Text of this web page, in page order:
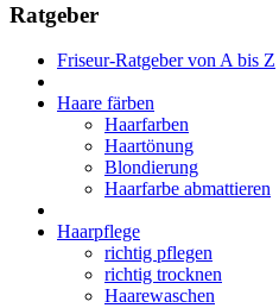
Ratgeber
Friseur-Ratgeber von A bis Z
Haare färben
Haarfarben
Haartönung
Blondierung
Haarfarbe abmattieren
Haarpflege
richtig pflegen
richtig trocknen
Haarewaschen